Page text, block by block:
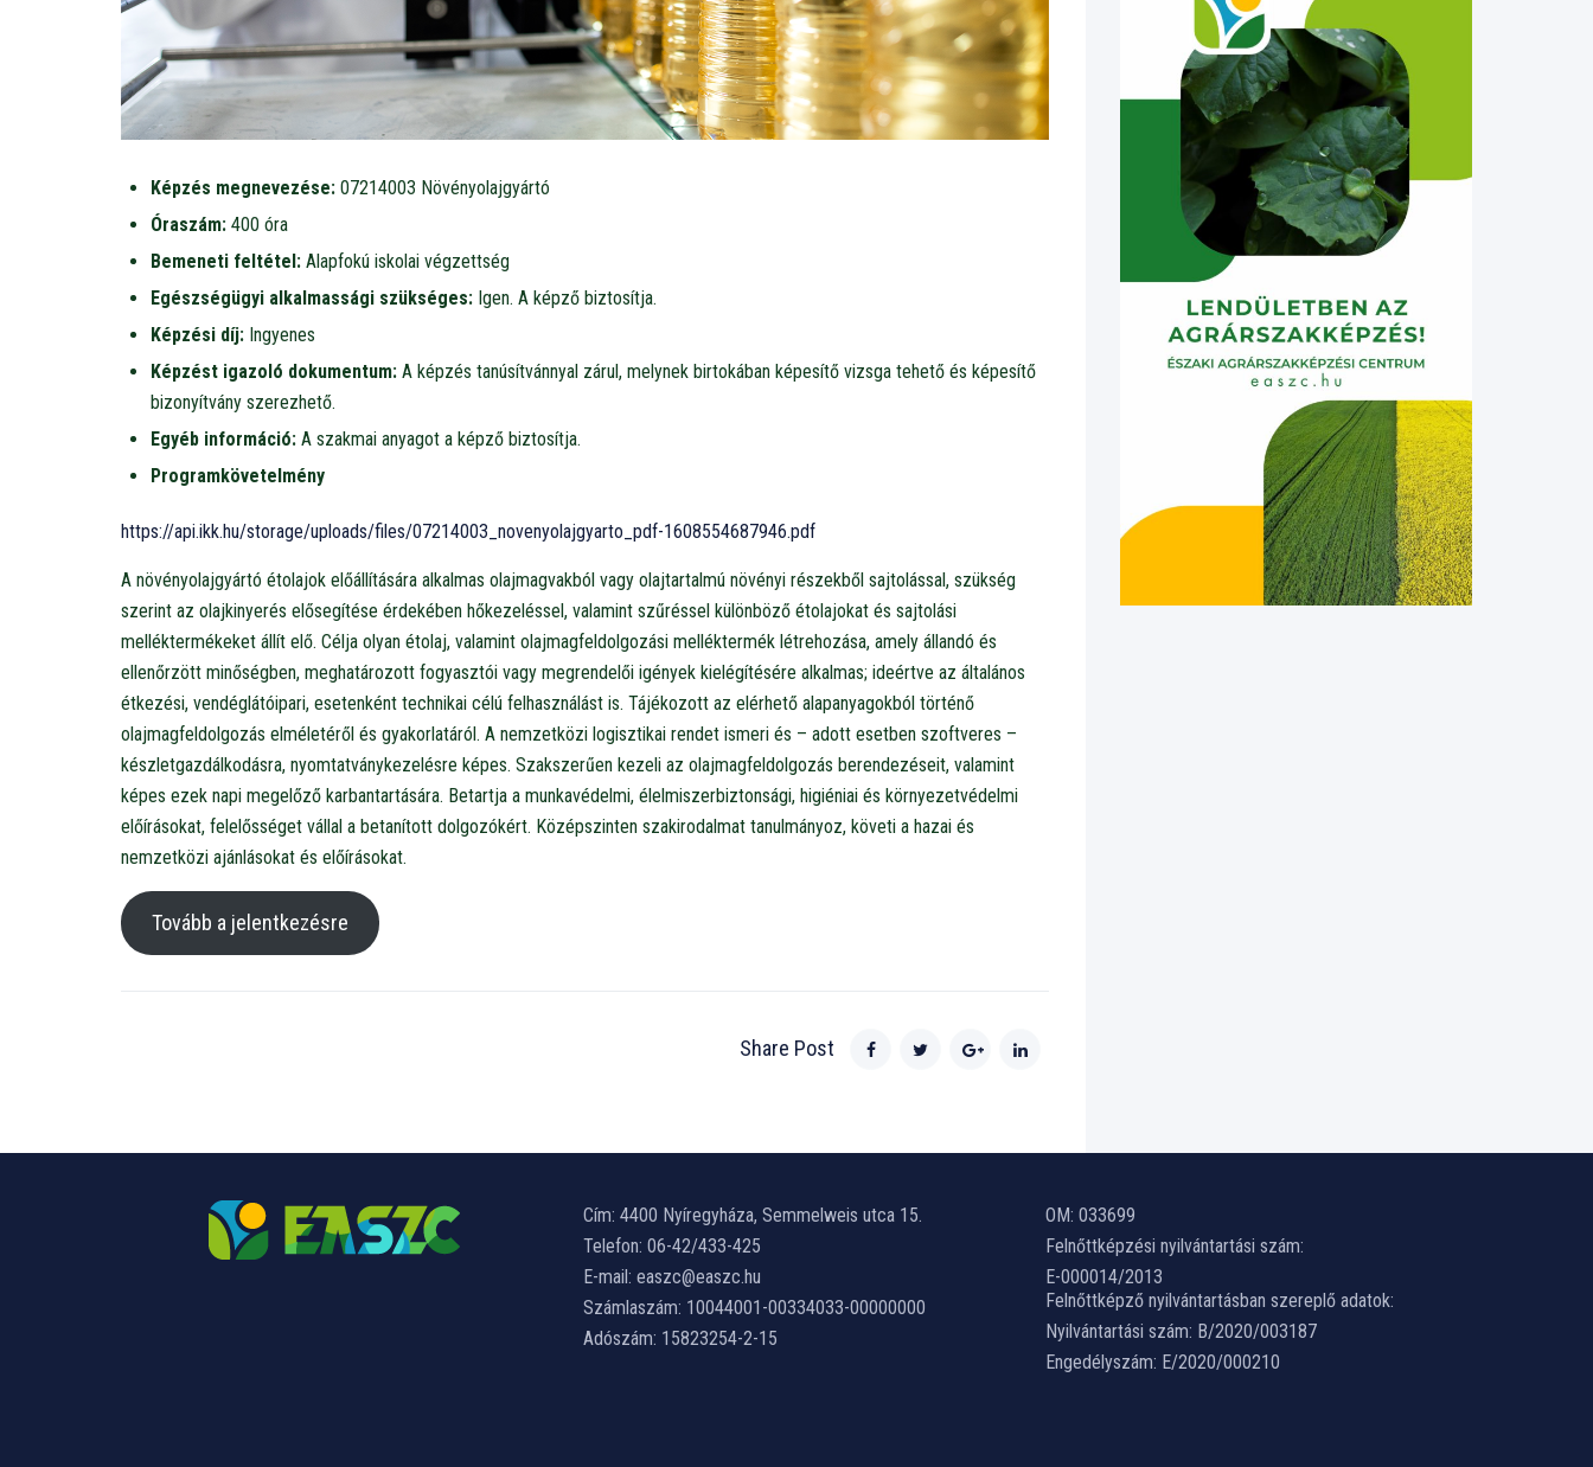
Képzés megnevezése: 07214003 Növényolajgyártó
Óraszám: 400 óra
Bemeneti feltétel: Alapfokú iskolai végzettség
Egészségügyi alkalmassági szükséges: Igen. A képző biztosítja.
Képzési díj: Ingyenes
Képzést igazoló dokumentum: A képzés tanúsítvánnyal zárul, melynek birtokában képesítő vizsga tehető és képesítő
bizonyítvány szerezhető.
Egyéb információ: A szakmai anyagot a képző biztosítja.
Programkövetelmény
https://api.ikk.hu/storage/uploads/files/07214003_novenyolajgyarto_pdf-1608554687946.pdf
A növényolajgyártó étolajok előállítására alkalmas olajmagvakból vagy olajtartalmú növényi részekből sajtolással, szükség
szerint az olajkinyerés elősegítése érdekében hőkezeléssel, valamint szűréssel különböző étolajokat és sajtolási
melléktermékeket állít elő. Célja olyan étolaj, valamint olajmagfeldolgozási melléktermék létrehozása, amely állandó és
ellenőrzött minőségben, meghatározott fogyasztói vagy megrendelői igények kielégítésére alkalmas; ideértve az általános
étkezési, vendéglátóipari, esetenként technikai célú felhasználást is. Tájékozott az elérhető alapanyagokból történő
olajmagfeldolgozás elméletéről és gyakorlatáról. A nemzetközi logisztikai rendet ismeri és – adott esetben szoftveres –
készletgazdálkodásra, nyomtatványkezelésre képes. Szakszerűen kezeli az olajmagfeldolgozás berendezéseit, valamint
képes ezek napi megelőző karbantartására. Betartja a munkavédelmi, élelmiszerbiztonsági, higiéniai és környezetvédelmi
előírásokat, felelősséget vállal a betanított dolgozókért. Középszinten szakirodalmat tanulmányoz, követi a hazai és
nemzetközi ajánlásokat és előírásokat.
Tovább a jelentkezésre
Share Post
Cím: 4400 Nyíregyháza, Semmelweis utca 15.
Telefon: 06-42/433-425
E-mail: easzc@easzc.hu
Számlaszám: 10044001-00334033-00000000
Adószám: 15823254-2-15
OM: 033699
Felnőttképzési nyilvántartási szám:
E-000014/2013
Felnőttképző nyilvántartásban szereplő adatok:
Nyilvántartási szám: B/2020/003187
Engedélyszám: E/2020/000210